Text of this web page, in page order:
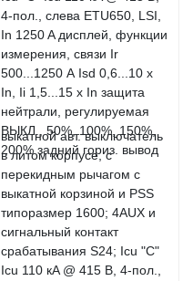
выкатной авт. выключатель
в литом корпусе, с
перекидным рычагом с
выкатной корзиной и PSS
типоразмер 1600; 4AUX и
сигнальный контакт
срабатывания S24; Icu "C"
Icu 110 кA @ 415 В, 4-пол.,